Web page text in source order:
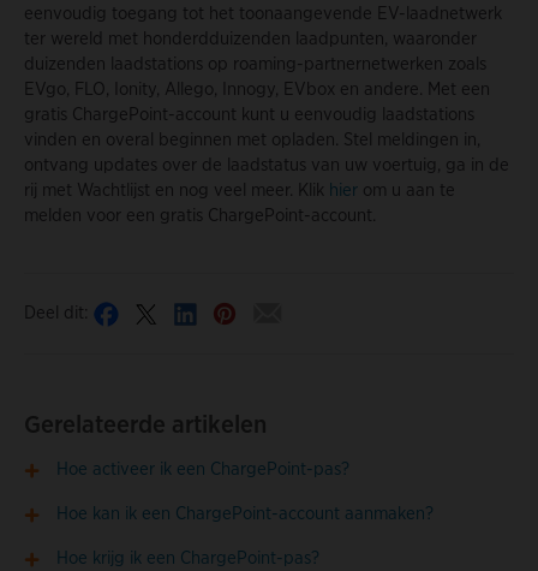
eenvoudig toegang tot het toonaangevende EV-laadnetwerk
ter wereld met honderdduizenden laadpunten, waaronder
duizenden laadstations op roaming-partnernetwerken zoals
EVgo, FLO, Ionity, Allego, Innogy, EVbox en andere. Met een
gratis ChargePoint-account kunt u eenvoudig laadstations
vinden en overal beginnen met opladen. Stel meldingen in,
ontvang updates over de laadstatus van uw voertuig, ga in de
rij met Wachtlijst en nog veel meer. Klik hier om u aan te
melden voor een gratis ChargePoint-account.
Deel dit:
Gerelateerde artikelen
Hoe activeer ik een ChargePoint-pas?
Hoe kan ik een ChargePoint-account aanmaken?
Hoe krijg ik een ChargePoint-pas?